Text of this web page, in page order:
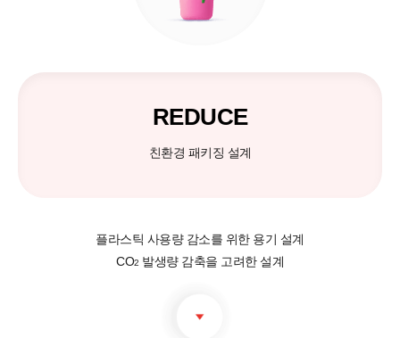
REDUCE
친환경 패키징 설계
플라스틱 사용량 감소를 위한 용기 설계
CO2 발생량 감축을 고려한 설계